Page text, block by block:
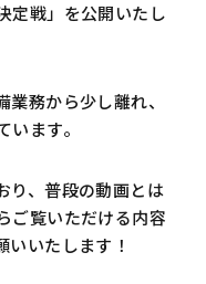
定戦」を公開いたし
務から少し離れ、
ます。
り、普段の動画とは
ご覧いただける内容
いいたします！